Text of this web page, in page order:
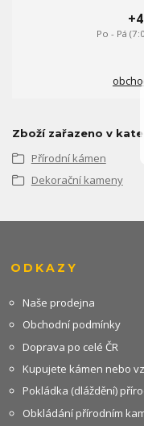
Po - Pá
Zboží zařazeno v
Přírodní kámen
Dekorační kameny
ODKAZY
Naše prodejna
Obchodní podmínky
Doprava po celé ČR
Kupujete kámen nebo
Pokládka (dláždění)
Obkládání přírodním